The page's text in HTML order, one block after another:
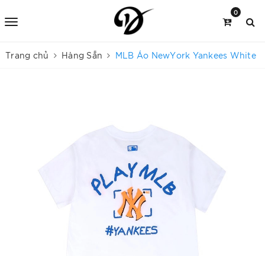
0
Trang chủ Hàng Sẵn MLB Áo NewYork Yankees White